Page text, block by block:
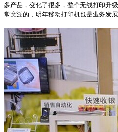
多产品，变化了很多，整个无线打印
常宽泛的，明年移动打印机也是业务发展